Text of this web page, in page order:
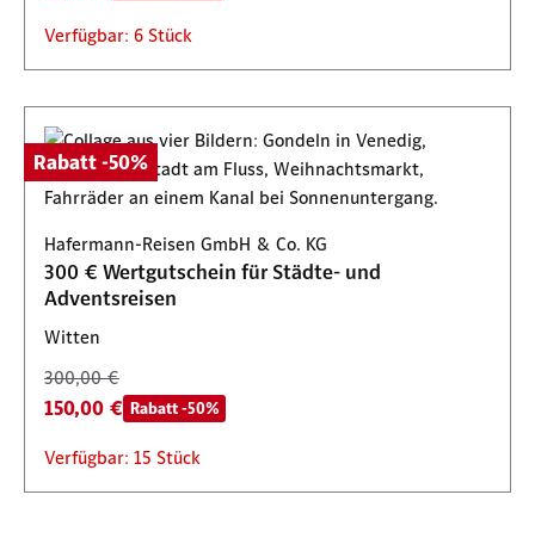
Verfügbar: 6 Stück
Rabatt -50%
Hafermann-Reisen GmbH & Co. KG
300 € Wertgutschein für Städte- und
Adventsreisen
Witten
300,00 €
150,00 € Rabatt -50%
Verfügbar: 15 Stück